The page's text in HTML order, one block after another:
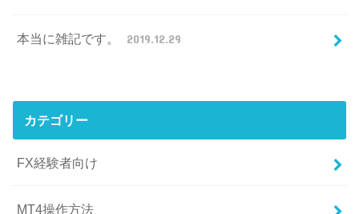
本当に雑記です。 2019.12.29
カテゴリー
FX経験者向け
MT4操作方法